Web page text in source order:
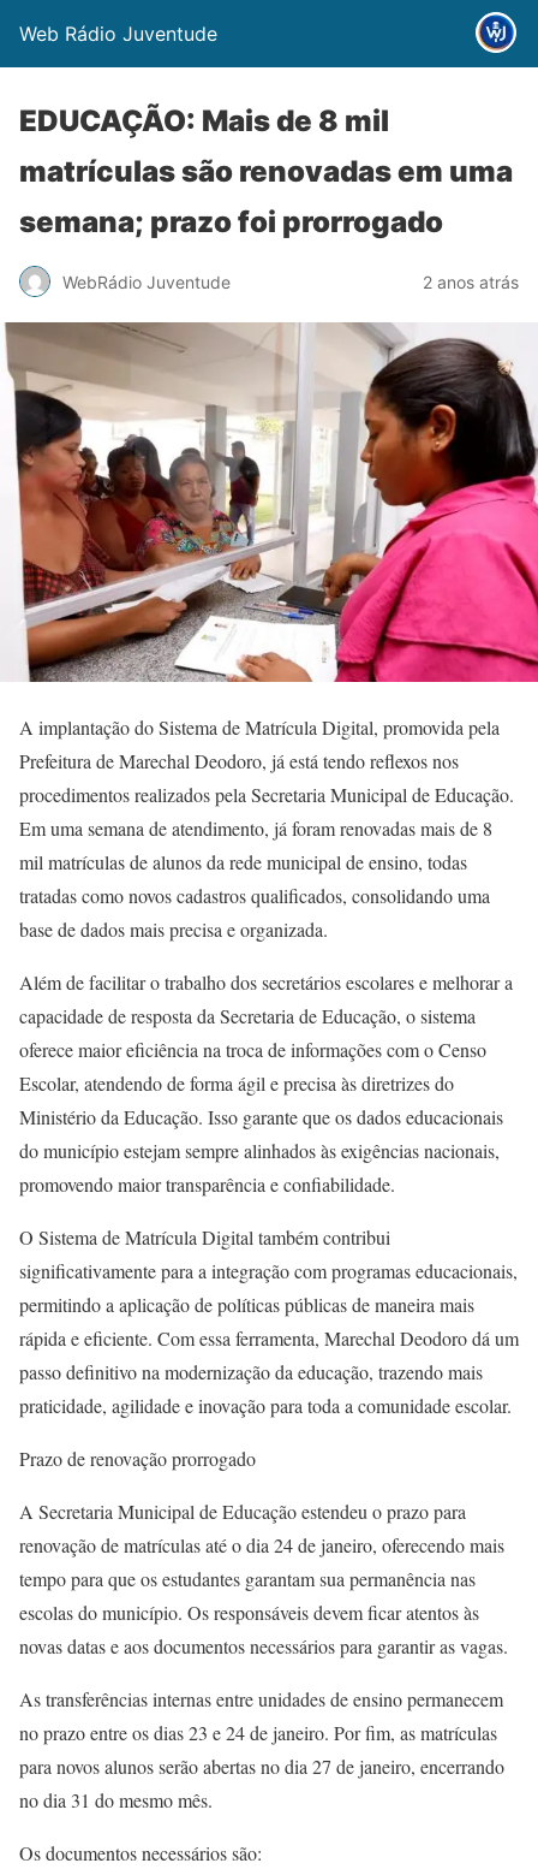
Web Rádio Juventude
EDUCAÇÃO: Mais de 8 mil
matrículas são renovadas em uma
semana; prazo foi prorrogado
WebRádio Juventude 2 anos atrás
A implantação do Sistema de Matrícula Digital, promovida pela
Prefeitura de Marechal Deodoro, já está tendo reflexos nos
procedimentos realizados pela Secretaria Municipal de Educação.
Em uma semana de atendimento, já foram renovadas mais de 8
mil matrículas de alunos da rede municipal de ensino, todas
tratadas como novos cadastros qualificados, consolidando uma
base de dados mais precisa e organizada.
Além de facilitar o trabalho dos secretários escolares e melhorar a
capacidade de resposta da Secretaria de Educação, o sistema
oferece maior eficiência na troca de informações com o Censo
Escolar, atendendo de forma ágil e precisa às diretrizes do
Ministério da Educação. Isso garante que os dados educacionais
do município estejam sempre alinhados às exigências nacionais,
promovendo maior transparência e confiabilidade.
O Sistema de Matrícula Digital também contribui
significativamente para a integração com programas educacionais,
permitindo a aplicação de políticas públicas de maneira mais
rápida e eficiente. Com essa ferramenta, Marechal Deodoro dá um
passo definitivo na modernização da educação, trazendo mais
praticidade, agilidade e inovação para toda a comunidade escolar.
Prazo de renovação prorrogado
A Secretaria Municipal de Educação estendeu o prazo para
renovação de matrículas até o dia 24 de janeiro, oferecendo mais
tempo para que os estudantes garantam sua permanência nas
escolas do município. Os responsáveis devem ficar atentos às
novas datas e aos documentos necessários para garantir as vagas.
As transferências internas entre unidades de ensino permanecem
no prazo entre os dias 23 e 24 de janeiro. Por fim, as matrículas
para novos alunos serão abertas no dia 27 de janeiro, encerrando
no dia 31 do mesmo mês.
Os documentos necessários são: